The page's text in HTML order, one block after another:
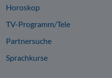
Horoskop
TV-Programm/Tele
Partnersuche
Sprachkurse